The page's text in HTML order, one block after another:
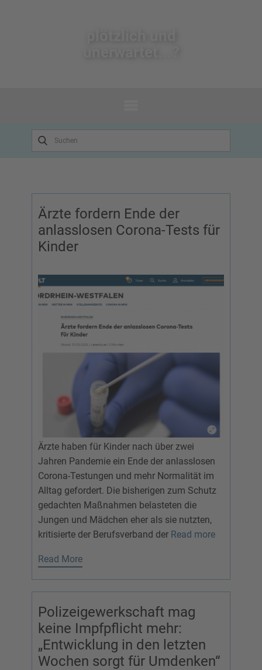
Ärzte fordern Ende der
anlasslosen Corona-Tests für
Kinder
Ärzte haben für Kinder nach über zwei
Jahren Pandemie ein Ende der anlasslosen
Corona-Testungen und mehr Normalität im
Alltag gefordert. Die bisherigen zum Schutz
gedachten Maßnahmen belasteten die
Jungen und Mädchen eher als sie nutzten,
kritisierte der Berufsverband der Read more
Read More
Polizeigewerkschaft mag
keine Impfpflicht mehr:
„Entwicklung in den letzten
Wochen sorgt für Umdenken“